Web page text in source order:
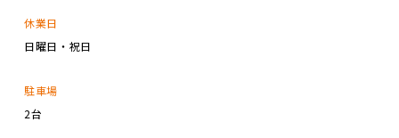
休業日
日曜日・祝日
駐車場
2台